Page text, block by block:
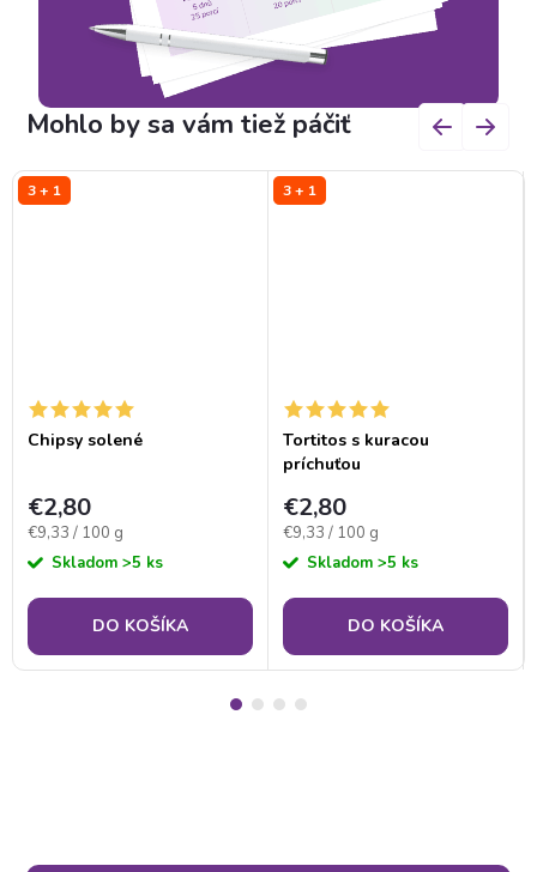
3 + 1
Chipsy solené
€2,80
Jednotková
cena:
€9,33 / 100 g
Skladom >5 ks
DO KOŠÍKA
3 + 1
Tortitos s kuracou
príchuťou
€2,80
Jednotková
cena:
€9,33 / 100 g
Skladom >5 ks
DO KOŠÍKA